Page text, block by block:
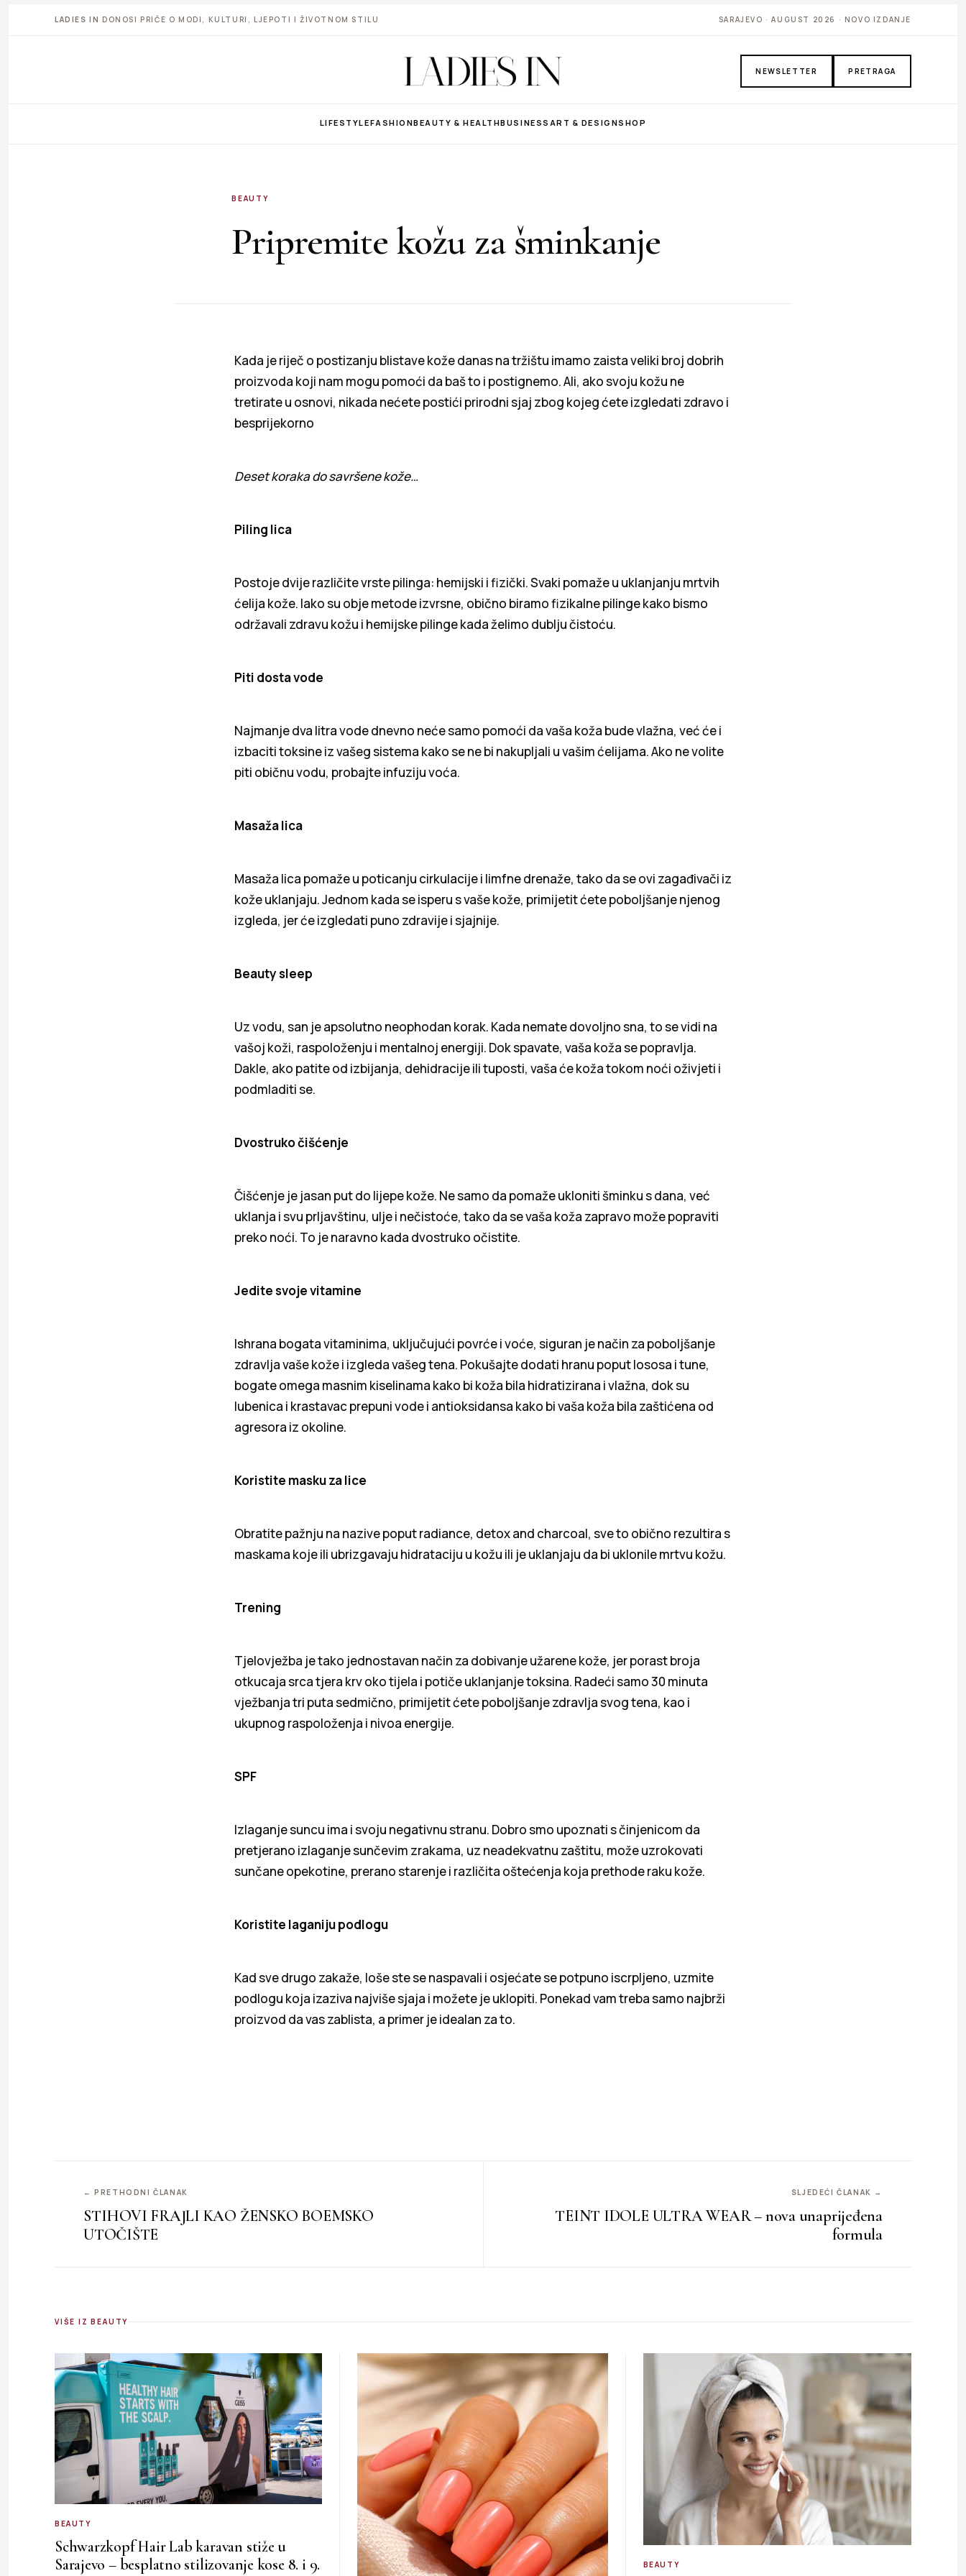
LADIES IN DONOSI PRIČE O MODI, KULTURI, LJEPOTI I ŽIVOTNOM STILU SARAJEVO · AUGUST 2026 · NOVO IZDANJE
NEWSLETTER PRETRAGA
LIFESTYLEFASHIONBEAUTY & HEALTHBUSINESS ART & DESIGNSHOP
BEAUTY
Pripremite kožu za šminkanje
Kada je riječ o postizanju blistave kože danas na tržištu imamo zaista veliki broj dobrih
proizvoda koji nam mogu pomoći da baš to i postignemo. Ali, ako svoju kožu ne
tretirate u osnovi, nikada nećete postići prirodni sjaj zbog kojeg ćete izgledati zdravo i
besprijekorno
Deset koraka do savršene kože…
Piling lica
Postoje dvije različite vrste pilinga: hemijski i fizički. Svaki pomaže u uklanjanju mrtvih
ćelija kože. Iako su obje metode izvrsne, obično biramo fizikalne pilinge kako bismo
održavali zdravu kožu i hemijske pilinge kada želimo dublju čistoću.
Piti dosta vode
Najmanje dva litra vode dnevno neće samo pomoći da vaša koža bude vlažna, već će i
izbaciti toksine iz vašeg sistema kako se ne bi nakupljali u vašim ćelijama. Ako ne volite
piti običnu vodu, probajte infuziju voća.
Masaža lica
Masaža lica pomaže u poticanju cirkulacije i limfne drenaže, tako da se ovi zagađivači iz
kože uklanjaju. Jednom kada se isperu s vaše kože, primijetit ćete poboljšanje njenog
izgleda, jer će izgledati puno zdravije i sjajnije.
Beauty sleep
Uz vodu, san je apsolutno neophodan korak. Kada nemate dovoljno sna, to se vidi na
vašoj koži, raspoloženju i mentalnoj energiji. Dok spavate, vaša koža se popravlja.
Dakle, ako patite od izbijanja, dehidracije ili tuposti, vaša će koža tokom noći oživjeti i
podmladiti se.
Dvostruko čišćenje
Čišćenje je jasan put do lijepe kože. Ne samo da pomaže ukloniti šminku s dana, već
uklanja i svu prljavštinu, ulje i nečistoće, tako da se vaša koža zapravo može popraviti
preko noći. To je naravno kada dvostruko očistite.
Jedite svoje vitamine
Ishrana bogata vitaminima, uključujući povrće i voće, siguran je način za poboljšanje
zdravlja vaše kože i izgleda vašeg tena. Pokušajte dodati hranu poput lososa i tune,
bogate omega masnim kiselinama kako bi koža bila hidratizirana i vlažna, dok su
lubenica i krastavac prepuni vode i antioksidansa kako bi vaša koža bila zaštićena od
agresora iz okoline.
Koristite masku za lice
Obratite pažnju na nazive poput radiance, detox and charcoal, sve to obično rezultira s
maskama koje ili ubrizgavaju hidrataciju u kožu ili je uklanjaju da bi uklonile mrtvu kožu.
Trening
Tjelovježba je tako jednostavan način za dobivanje užarene kože, jer porast broja
otkucaja srca tjera krv oko tijela i potiče uklanjanje toksina. Radeći samo 30 minuta
vježbanja tri puta sedmično, primijetit ćete poboljšanje zdravlja svog tena, kao i
ukupnog raspoloženja i nivoa energije.
SPF
Izlaganje suncu ima i svoju negativnu stranu. Dobro smo upoznati s činjenicom da
pretjerano izlaganje sunčevim zrakama, uz neadekvatnu zaštitu, može uzrokovati
sunčane opekotine, prerano starenje i različita oštećenja koja prethode raku kože.
Koristite laganiju podlogu
Kad sve drugo zakaže, loše ste se naspavali i osjećate se potpuno iscrpljeno, uzmite
podlogu koja izaziva najviše sjaja i možete je uklopiti. Ponekad vam treba samo najbrži
proizvod da vas zablista, a primer je idealan za to.
← PRETHODNI ČLANAK
STIHOVI FRAJLI KAO ŽENSKO BOEMSKO
UTOČIŠTE
SLJEDEĆI ČLANAK →
TEINT IDOLE ULTRA WEAR – nova unaprijeđena
formula
VIŠE IZ BEAUTY
BEAUTY
Schwarzkopf Hair Lab karavan stiže u
Sarajevo – besplatno stilizovanje kose 8. i 9.
BEAUTY